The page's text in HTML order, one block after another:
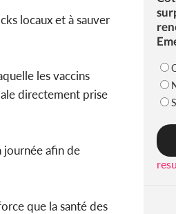
locaux et à sauver
les vaccins
directement prise
journée afin de
que la santé des